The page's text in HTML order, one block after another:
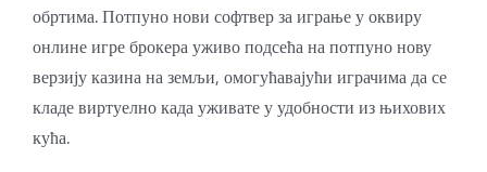
обртима.Потпуно нови софтвер за играње у оквиру
онлине игре брокера уживо подсећа на потпуно нову
верзију казина на земљи, омогућавајући играчима да се
кладе виртуелно када уживате у удобности из њихових
кућа.